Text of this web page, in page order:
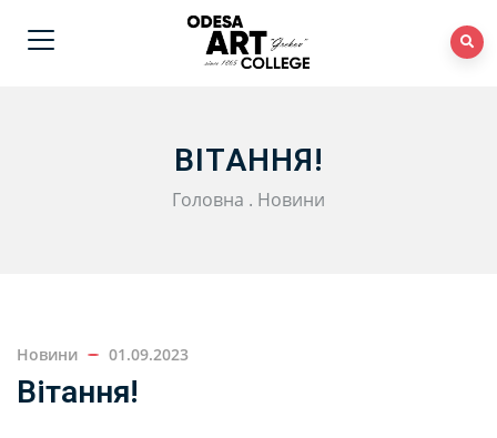
ВІТАННЯ!
Головна . Новини
Новини 01.09.2023
Вітання!